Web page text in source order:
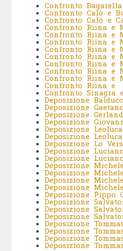
Confronto
Confronto Calò e
Confronto Calò e
Confronto Riina e
Confronto Riina e
Confronto Riina e
Confronto Riina e
Confronto Riina e
Confronto Riina e
Confronto Riina e
Confronto Riina e
Confronto Riina e
Confronto Sinagra
Deposizione
Deposizione
Deposizione
Deposizione
Deposizione
Deposizione
Deposizione Lo
Deposizione
Deposizione
Deposizione
Deposizione
Deposizione
Deposizione
Deposizione Pippo
Deposizione
Deposizione
Deposizione
Deposizione
Deposizione
Deposizione
Deposizione